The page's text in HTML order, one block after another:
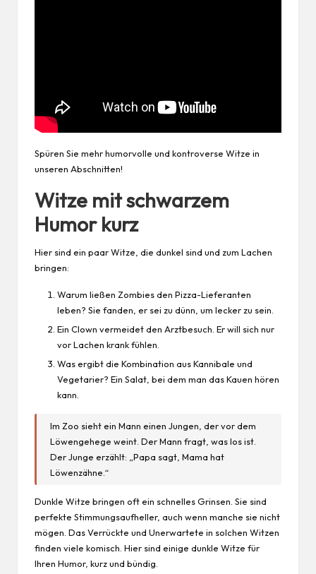
Spüren Sie mehr humorvolle und kontroverse Witze in
unseren Abschnitten!
Witze mit schwarzem
Humor kurz
Hier sind ein paar Witze, die dunkel sind und zum Lachen
bringen:
Warum ließen Zombies den Pizza-Lieferanten
leben? Sie fanden, er sei zu dünn, um lecker zu sein.
Ein Clown vermeidet den Arztbesuch. Er will sich nur
vor Lachen krank fühlen.
Was ergibt die Kombination aus Kannibale und
Vegetarier? Ein Salat, bei dem man das Kauen hören
kann.
Im Zoo sieht ein Mann einen Jungen, der vor dem
Löwengehege weint. Der Mann fragt, was los ist.
Der Junge erzählt: „Papa sagt, Mama hat
Löwenzähne.“
Dunkle Witze bringen oft ein schnelles Grinsen. Sie sind
perfekte Stimmungsaufheller, auch wenn manche sie nicht
mögen. Das Verrückte und Unerwartete in solchen Witzen
finden viele komisch. Hier sind einige dunkle Witze für
Ihren Humor, kurz und bündig.